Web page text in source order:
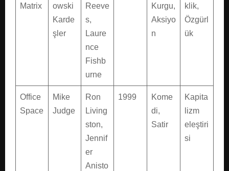
Matrix
owski
Karde
şler
Reeve
s,
Laure
nce
Fishb
urne
Kurgu,
Aksiyo
n
klik,
Özgürl
ük
Office
Space
Mike
Judge
Ron
Living
ston,
Jennif
er
Anisto
1999
Kome
di,
Satir
Kapita
lizm
eleştiri
si